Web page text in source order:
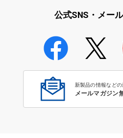
学校教育のICT環境整備特集
公式SNS・メー
新製品の情報など
メールマガジン